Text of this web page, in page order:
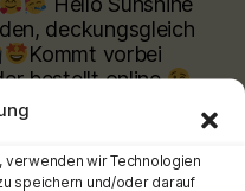
verwenden wir Technologien
speichern und/oder darauf
deckungsgleich
Kommt vorbei
bestellt online
Euer Teemann